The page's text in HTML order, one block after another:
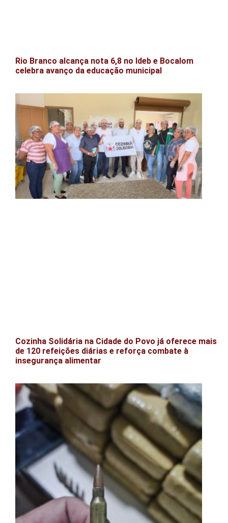
Rio Branco alcança nota 6,8 no Ideb e Bocalom
celebra avanço da educação municipal
Cozinha Solidária na Cidade do Povo já oferece mais
de 120 refeições diárias e reforça combate à
insegurança alimentar